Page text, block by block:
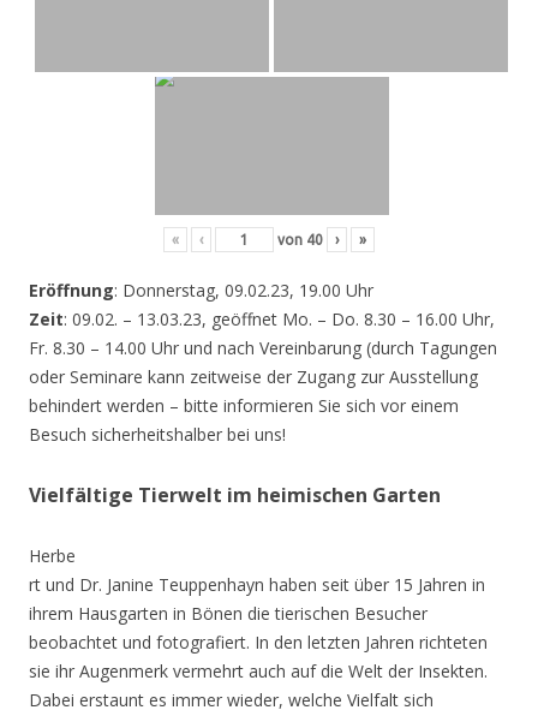
« ‹ von 40 › »
Eröffnung: Donnerstag, 09.02.23, 19.00 Uhr
Zeit: 09.02. – 13.03.23, geöffnet Mo. – Do. 8.30 – 16.00 Uhr,
Fr. 8.30 – 14.00 Uhr und nach Vereinbarung (durch Tagungen
oder Seminare kann zeitweise der Zugang zur Ausstellung
behindert werden – bitte informieren Sie sich vor einem
Besuch sicherheitshalber bei uns!
Vielfältige Tierwelt im heimischen Garten
Herbe
rt und Dr. Janine Teuppenhayn haben seit über 15 Jahren in
ihrem Hausgarten in Bönen die tierischen Besucher
beobachtet und fotografiert. In den letzten Jahren richteten
sie ihr Augenmerk vermehrt auch auf die Welt der Insekten.
Dabei erstaunt es immer wieder, welche Vielfalt sich